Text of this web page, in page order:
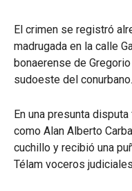
El crimen se registró
madrugada en la calle
bonaerense de
sudoeste del conurbano.
En una presunta
como Alan Alberto
cuchillo y recibió una
Télam voceros